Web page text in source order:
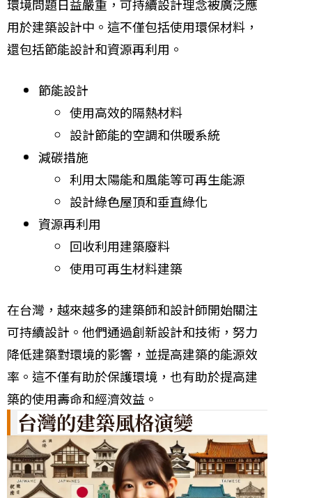
環境問題日益嚴重，可持續設計理念被廣泛應
用於建築設計中。這不僅包括使用環保材料，
還包括節能設計和資源再利用。
節能設計
使用高效的隔熱材料
設計節能的空調和供暖系統
減碳措施
利用太陽能和風能等可再生能源
設計綠色屋頂和垂直綠化
資源再利用
回收利用建築廢料
使用可再生材料建築
在台灣，越來越多的建築師和設計師開始關注
可持續設計。他們通過創新設計和技術，努力
降低建築對環境的影響，並提高建築的能源效
率。這不僅有助於保護環境，也有助於提高建
築的使用壽命和經濟效益。
台灣的建築風格演變